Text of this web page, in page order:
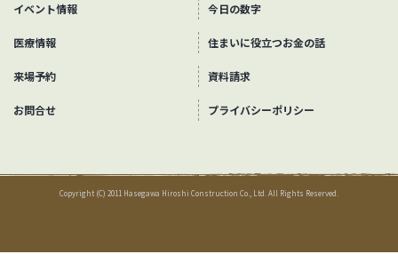
イベント情報 今日の数字
医療情報 住まいに役立つお金の話
来場予約 資料請求
お問合せ プライバシーポリシー
Copyright (C) 2011 Hasegawa Hiroshi Construction Co., Ltd. All Rights Reserved.